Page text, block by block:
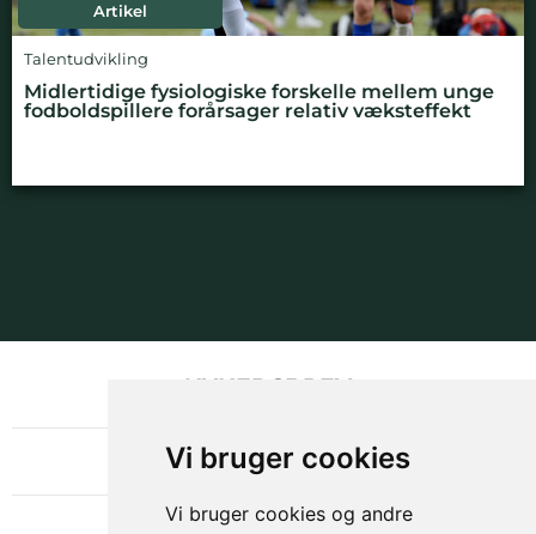
Vi bruger cookies
Vi bruger cookies og andre
Artikel
Talentudvikling
Midlertidige fysiologiske forskelle mellem unge
fodboldspillere forårsager relativ væksteffekt
NYHEDSBREV
OM GAMECHANGER